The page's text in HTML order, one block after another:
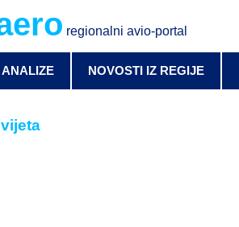
regionalni avio-portal
ANALIZE NOVOSTI IZ REGIJE